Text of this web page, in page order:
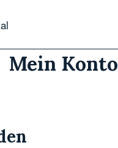
Mein Konto